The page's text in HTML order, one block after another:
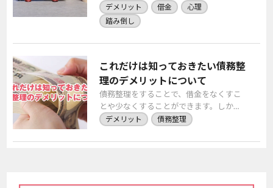
るということは現実的に不可能ではあり
ません。そうした行為を「踏み倒し」と
呼びますが、踏み […]
デメリット 借金
心理
踏み倒し
これだけは知っておきたい債務整
理のデメリットについて
債務整理をすることで、借金をなくすこ
とや少なくすることができます。しか
し、債務整理には多くのデメリットがあ
ットを知らないで手 […]
デメリット 債務整理